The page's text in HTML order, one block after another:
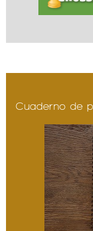
Cuaderno de